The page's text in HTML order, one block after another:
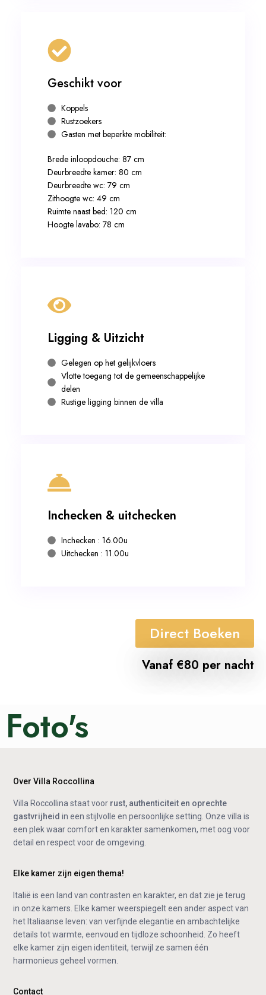
Geschikt voor
Koppels
Rustzoekers
Gasten met beperkte mobiliteit:
Brede inloopdouche: 87 cm
Deurbreedte kamer: 80 cm
Deurbreedte wc: 79 cm
Zithoogte wc: 49 cm
Ruimte naast bed: 120 cm
Hoogte lavabo: 78 cm
Ligging & Uitzicht
Gelegen op het gelijkvloers
Vlotte toegang tot de gemeenschappelijke
delen
Rustige ligging binnen de villa
Inchecken & uitchecken
Inchecken : 16.00u
Uitchecken : 11.00u
Direct Boeken
Vanaf €80 per nacht
Foto's
Over Villa Roccollina
Villa Roccollina staat voor rust, authenticiteit en oprechte
gastvrijheid in een stijlvolle en persoonlijke setting. Onze villa is
een plek waar comfort en karakter samenkomen, met oog voor
detail en respect voor de omgeving.
Elke kamer zijn eigen thema!
Italië is een land van contrasten en karakter, en dat zie je terug
in onze kamers. Elke kamer weerspiegelt een ander aspect van
het Italiaanse leven: van verfijnde elegantie en ambachtelijke
details tot warmte, eenvoud en tijdloze schoonheid. Zo heeft
elke kamer zijn eigen identiteit, terwijl ze samen één
harmonieus geheel vormen.
Contact